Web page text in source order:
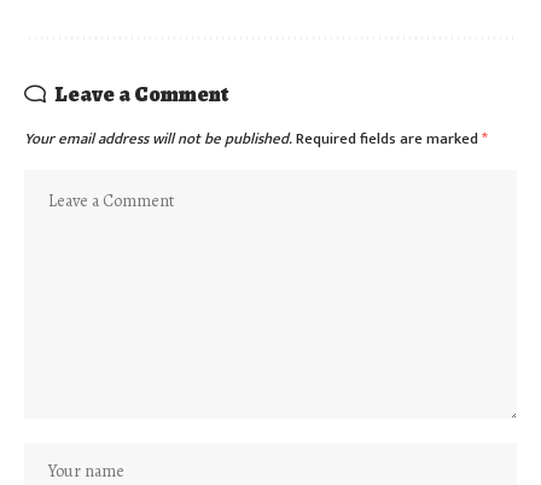
Leave a Comment
Your email address will not be published.Required fields are marked*